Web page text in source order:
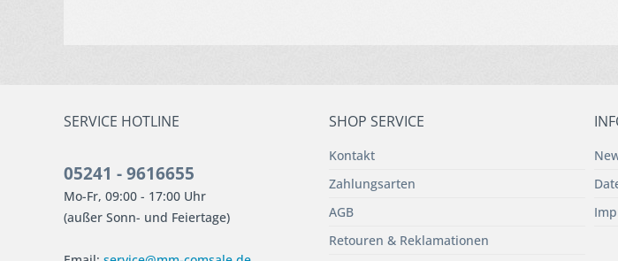
SERVICE HOTLINE
05241 - 9616655
Mo-Fr, 09:00 - 17:00 Uhr
(außer Sonn- und Feiertage)
SHOP SERVICE
Kontakt
Zahlungsarten
AGB
Retouren & Reklamationen